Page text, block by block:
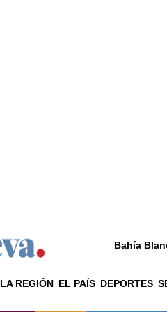
Bahía
LA REGIÓN EL PAÍS DEPORTES